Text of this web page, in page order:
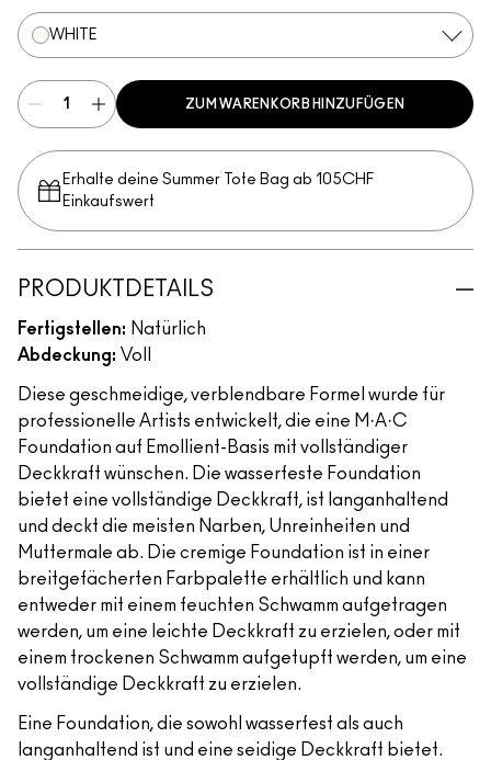
WHITE
ZUM WARENKORB HINZUFÜGEN
Erhalte deine Summer Tote Bag ab 105CHF
Einkaufswert​
PRODUKTDETAILS
Fertigstellen: Natürlich
Abdeckung: Voll
Diese geschmeidige, verblendbare Formel wurde für
professionelle Artists entwickelt, die eine M·A·C
Foundation auf Emollient-Basis mit vollständiger
Deckkraft wünschen. Die wasserfeste Foundation
bietet eine vollständige Deckkraft, ist langanhaltend
und deckt die meisten Narben, Unreinheiten und
Muttermale ab. Die cremige Foundation ist in einer
breitgefächerten Farbpalette erhältlich und kann
entweder mit einem feuchten Schwamm aufgetragen
werden, um eine leichte Deckkraft zu erzielen, oder mit
einem trockenen Schwamm aufgetupft werden, um eine
vollständige Deckkraft zu erzielen.
Eine Foundation, die sowohl wasserfest als auch
langanhaltend ist und eine seidige Deckkraft bietet.